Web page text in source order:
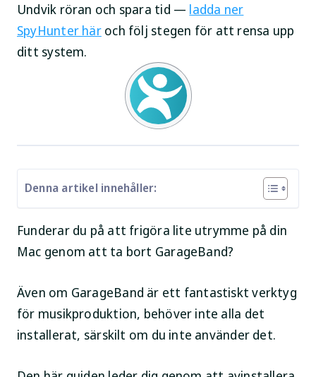
Undvik röran och spara tid — ladda ner
SpyHunter här och följ stegen för att rensa upp
ditt system.
Denna artikel innehåller:
Funderar du på att frigöra lite utrymme på din
Mac genom att ta bort GarageBand?
Även om GarageBand är ett fantastiskt verktyg
för musikproduktion, behöver inte alla det
installerat, särskilt om du inte använder det.